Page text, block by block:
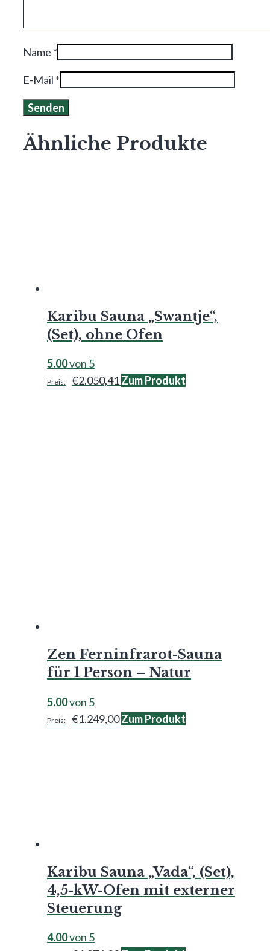
Name *
E-Mail *
Ähnliche Produkte
Karibu Sauna „Swantje“,
(Set), ohne Ofen
5.00von 5
€2.050,41Zum Produkt
Zen Ferninfrarot-Sauna
für 1 Person – Natur
5.00von 5
€1.249,00Zum Produkt
Karibu Sauna „Vada“, (Set),
4,5-kW-Ofen mit externer
Steuerung
4.00von 5